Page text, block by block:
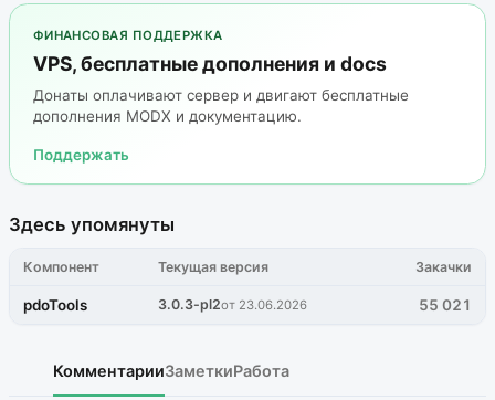
ФИНАНСОВАЯ ПОДДЕРЖКА
VPS, бесплатные дополнения и docs
Донаты оплачивают сервер и двигают бесплатные
дополнения MODX и документацию.
Поддержать
Здесь упомянуты
Компонент Текущая версия Закачки
pdoTools 3.0.3-pl2от 23.06.2026 55 021
КомментарииЗаметкиРабота